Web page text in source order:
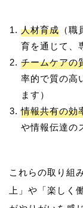
人材育成 （
育を通じて、
チームケアの
率的で質の高
ます）
情報共有の効
や情報伝達の
これらの取り組
上」や「楽しく